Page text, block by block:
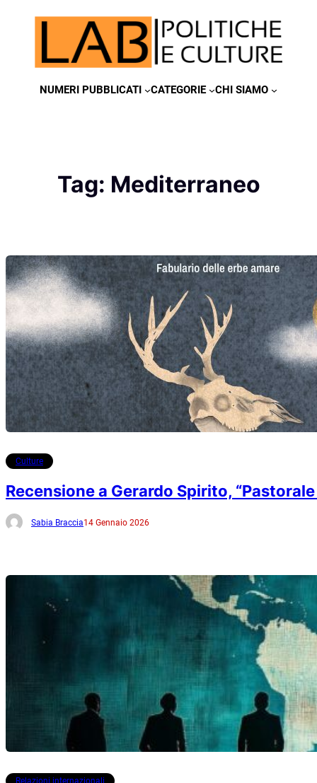
NUMERI PUBBLICATI CATEGORIE CHI SIAMO
Tag: Mediterraneo
Culture
Recensione a Gerardo Spirito,
Sabia Braccia14 Gennaio 2026
Relazioni internazionali